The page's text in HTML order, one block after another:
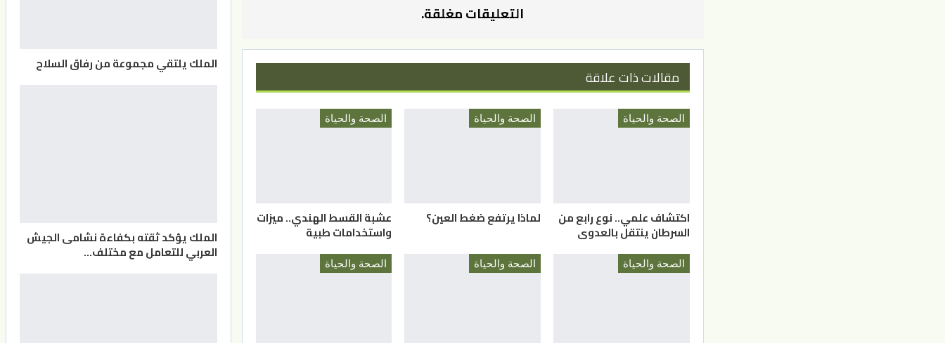
التعليقات مغلقة.
مقالات ذات علاقة
الصحة والحياة
اكتشاف علمي.. نوع رابع من
السرطان ينتقل بالعدوى
الصحة والحياة
لماذا يرتفع ضغط العين؟
الصحة والحياة
عشبة القسط الهندي.. ميزات
واستخدامات طبية
الصحة والحياة الصحة والحياة الصحة والحياة
الملك يلتقي مجموعة من رفاق السلاح
الملك يؤكد ثقته بكفاءة نشامى الجيش
العربي للتعامل مع مختلف…